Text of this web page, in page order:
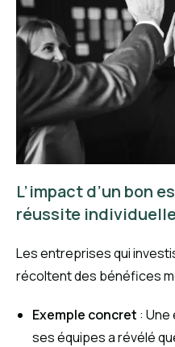
L’impact d’un bon
réussite
Les entreprises qui
récoltent des bénéfices
Exemple concret :
ses équipes a révélé